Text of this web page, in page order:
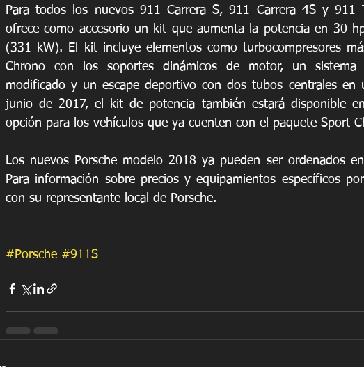
Para todos los nuevos 911 Carrera S, 911 Carrera 4S y 911
ofrece como accesorio un kit que aumenta la potencia en 30
(331 kW). El kit incluye elementos como turbocompresores
Chrono con los soportes dinámicos de motor, un sistema
modificado y un escape deportivo con dos tubos centrales
junio de 2017, el kit de potencia también estará disponible
opción para los vehículos que ya cuenten con el paquete Sport
Los nuevos Porsche modelo 2018 ya pueden ser ordenados
Para información sobre precios y equipamientos específicos
con su representante local de Porsche.
#Porsche #911S